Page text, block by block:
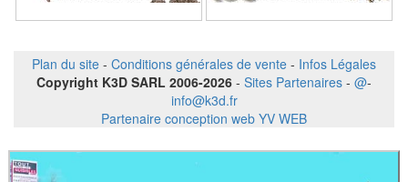
Plan du site - Conditions générales de vente - Infos Légales
Copyright K3D SARL 2006-2026 - Sites Partenaires - @-
info@k3d.fr
Partenaire conception web YV WEB